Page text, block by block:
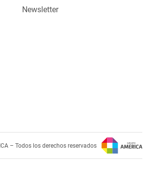
Newsletter
– Todos los derechos reservados